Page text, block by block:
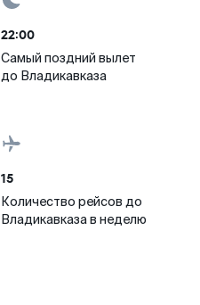
22:00
Самый поздний вылет
до Владикавказа
15
Количество рейсов до
Владикавказа в неделю